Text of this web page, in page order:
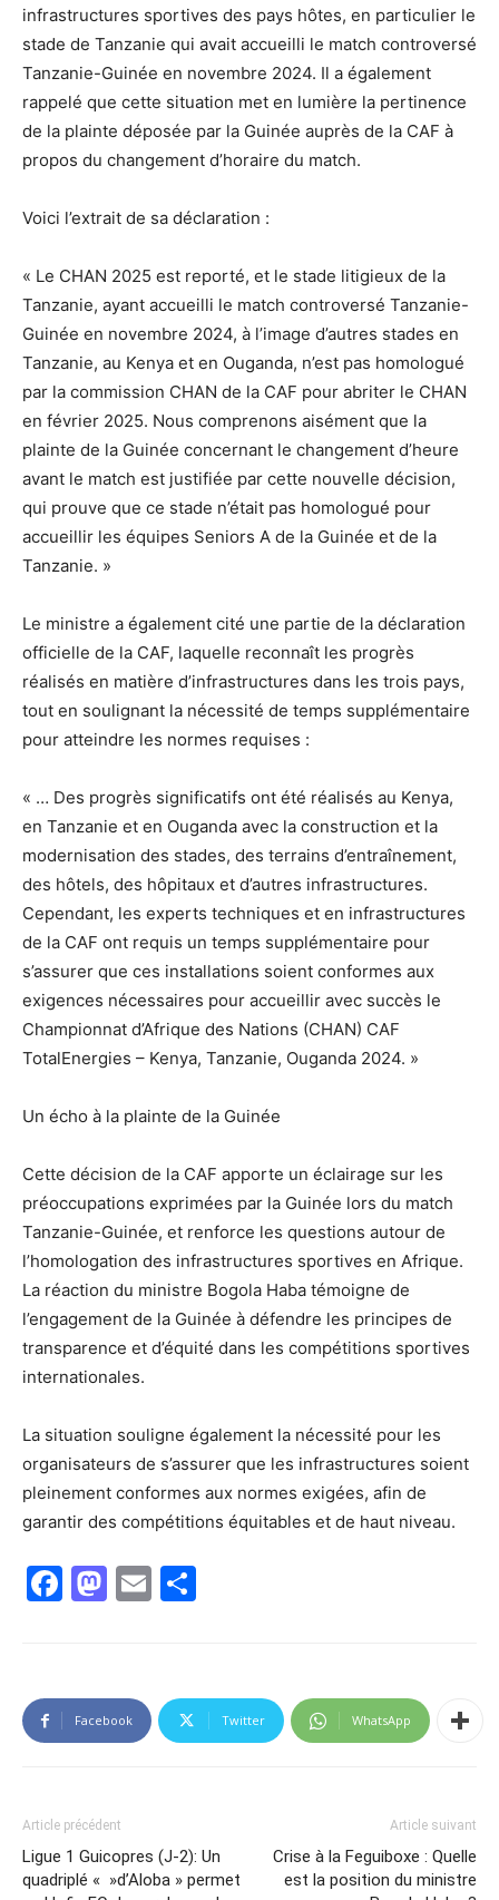
infrastructures sportives des pays hôtes, en particulier le
stade de Tanzanie qui avait accueilli le match controversé
Tanzanie-Guinée en novembre 2024. Il a également
rappelé que cette situation met en lumière la pertinence
de la plainte déposée par la Guinée auprès de la CAF à
propos du changement d’horaire du match.
Voici l’extrait de sa déclaration :
« Le CHAN 2025 est reporté, et le stade litigieux de la
Tanzanie, ayant accueilli le match controversé Tanzanie-
Guinée en novembre 2024, à l’image d’autres stades en
Tanzanie, au Kenya et en Ouganda, n’est pas homologué
par la commission CHAN de la CAF pour abriter le CHAN
en février 2025. Nous comprenons aisément que la
plainte de la Guinée concernant le changement d’heure
avant le match est justifiée par cette nouvelle décision,
qui prouve que ce stade n’était pas homologué pour
accueillir les équipes Seniors A de la Guinée et de la
Tanzanie. »
Le ministre a également cité une partie de la déclaration
officielle de la CAF, laquelle reconnaît les progrès
réalisés en matière d’infrastructures dans les trois pays,
tout en soulignant la nécessité de temps supplémentaire
pour atteindre les normes requises :
« … Des progrès significatifs ont été réalisés au Kenya,
en Tanzanie et en Ouganda avec la construction et la
modernisation des stades, des terrains d’entraînement,
des hôtels, des hôpitaux et d’autres infrastructures.
Cependant, les experts techniques et en infrastructures
de la CAF ont requis un temps supplémentaire pour
s’assurer que ces installations soient conformes aux
exigences nécessaires pour accueillir avec succès le
Championnat d’Afrique des Nations (CHAN) CAF
TotalEnergies – Kenya, Tanzanie, Ouganda 2024. »
Un écho à la plainte de la Guinée
Cette décision de la CAF apporte un éclairage sur les
préoccupations exprimées par la Guinée lors du match
Tanzanie-Guinée, et renforce les questions autour de
l’homologation des infrastructures sportives en Afrique.
La réaction du ministre Bogola Haba témoigne de
l’engagement de la Guinée à défendre les principes de
transparence et d’équité dans les compétitions sportives
internationales.
La situation souligne également la nécessité pour les
organisateurs de s’assurer que les infrastructures soient
pleinement conformes aux normes exigées, afin de
garantir des compétitions équitables et de haut niveau.
Facebook
Mastodon
Email
Facebook Twitter WhatsApp
Article précédent
Ligue 1 Guicopres (J-2): Un
quadriplé « »d’Aloba » permet
Article suivant
Crise à la Feguiboxe : Quelle
est la position du ministre